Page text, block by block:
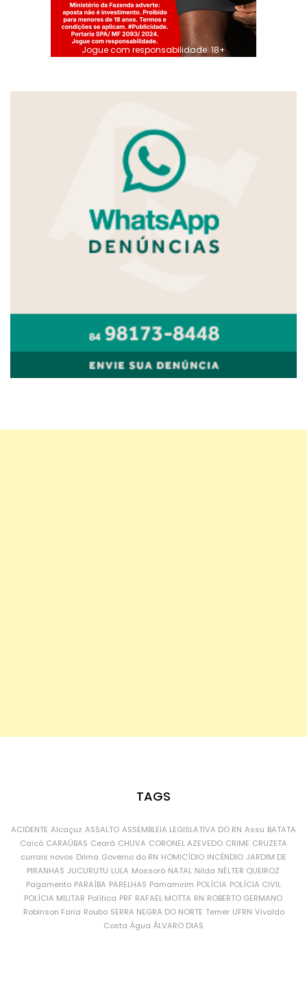
Jogue com responsabilidade. 18+
TAGS
ACIDENTE Alcaçuz ASSALTO ASSEMBLEIA LEGISLATIVA DO RN Assu BATATA
Caicó CARAÚBAS Ceará CHUVA CORONEL AZEVEDO CRIME CRUZETA
currais novos Dilma Governo do RN HOMICÍDIO INCÊNDIO JARDIM DE
PIRANHAS JUCURUTU LULA Mossoró NATAL Nilda NÉLTER QUEIROZ
Pagamento PARAÍBA PARELHAS Parnamirim POLÍCIA POLÍCIA CIVIL
POLÍCIA MILITAR Política PRF RAFAEL MOTTA RN ROBERTO GERMANO
Robinson Faria Roubo SERRA NEGRA DO NORTE Temer UFRN Vivaldo
Costa Água ÁLVARO DIAS